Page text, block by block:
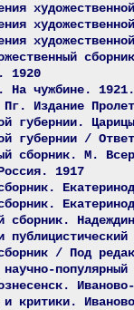
1920
На чужбине.
Издание
губернии.
губернии /
сборник. М.
1917
сборник.
сборник.
сборник / Под
критики.